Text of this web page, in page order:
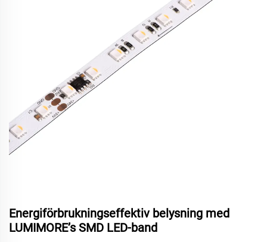
Energiförbrukningseffektiv belysning med
LUMIMORE’s SMD LED-band